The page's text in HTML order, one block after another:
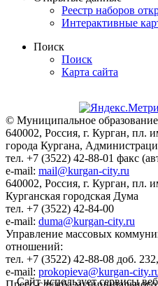
Реестр наборов
Интерактивные
Поиск
Поиск
Карта сайта
© Муниципальное
640002, Россия, г. Курган,
города Кургана,
тел. +7 (3522) 42-88-01 факс
e-mail: mail@kurgan-city.ru
640002, Россия, г. Курган,
Курганская городская Дума
тел. +7 (3522) 42-84-00
e-mail: duma@kurgan-city.ru
Управление массовых
отношений:
тел. +7 (3522) 42-88-08 доб.
e-mail: prokopieva@kurgan-
Сайт использует сервисы